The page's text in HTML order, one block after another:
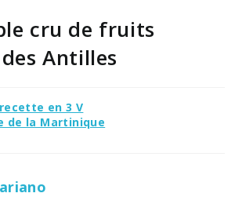
cru de fruits
Antilles
en 3 V
de la Martinique